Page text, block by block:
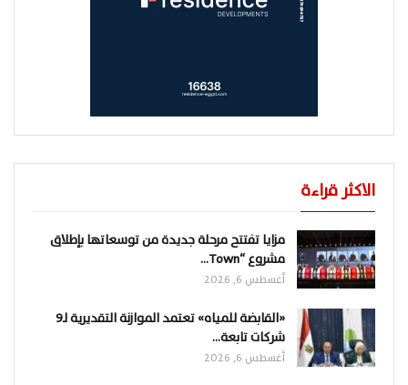
الاكثر قراءة
مزايا تفتتح مرحلة جديدة من توسعاتها بإطلاق
مشروع “Town…
أغسطس 6, 2026
«القابضة للمياه» تعتمد الموازنة التقديرية لـ9
شركات تابعة…
أغسطس 6, 2026